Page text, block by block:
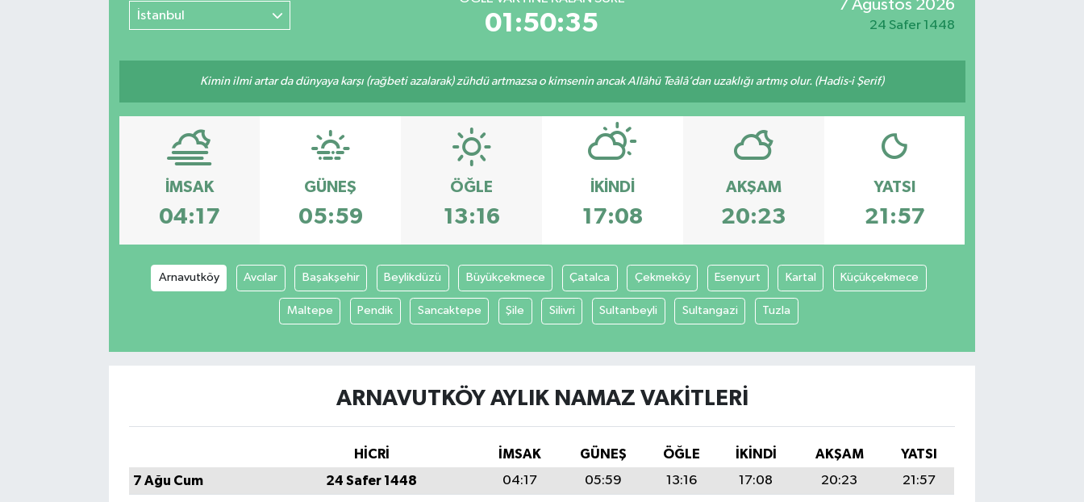
İstanbul 01:50:34
7 Ağustos 2026
24 Safer 1448
Kimin ilmi artar da dünyaya karşı (rağbeti azalarak) zühdü artmazsa o kimsenin ancak Allâhü Teâlâ’dan uzaklığı artmış olur. (Hadis-i Şerif)
İMSAK
04:17
GÜNEŞ
05:59
ÖĞLE
13:16
İKINDI
17:08
AKŞAM
20:23
YATSI
21:57
Arnavutköy Avcılar Başakşehir Beylikdüzü Büyükçekmece Çatalca Çekmeköy Esenyurt Kartal Küçükçekmece
Maltepe Pendik Sancaktepe Şile Silivri Sultanbeyli Sultangazi Tuzla
ARNAVUTKÖY AYLIK NAMAZ VAKITLERI
HİCRİ İMSAK GÜNEŞ ÖĞLE İKINDI AKŞAM
YATSI
7 Ağu Cum
24 Safer 1448 04:17 05:59 13:16 17:08 20:23
21:57